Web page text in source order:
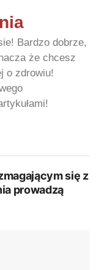
Bardzo dobrze,
że chcesz
o zdrowiu!
się z
prowadzą